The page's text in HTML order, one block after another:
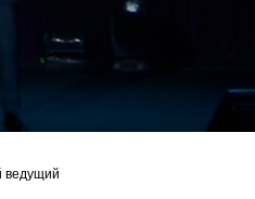
ведущий